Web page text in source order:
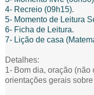
4- Recreio (09h15).
5- Momento de Leitura
6- Ficha de Leitura.
7- Lição de casa
Detalhes:
1- Bom dia, oração
orientações gerais